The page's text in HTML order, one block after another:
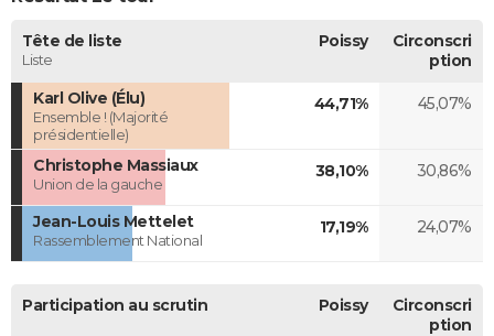
Tête de liste
Liste
Poissy
Circonscri
ption
Karl Olive (Élu)
Ensemble ! (Majorité
présidentielle)
44,71% 45,07%
Christophe Massiaux
Union de la gauche
38,10% 30,86%
Jean-Louis Mettelet
Rassemblement National
17,19% 24,07%
Participation au scrutin Poissy
Circonscri
ption